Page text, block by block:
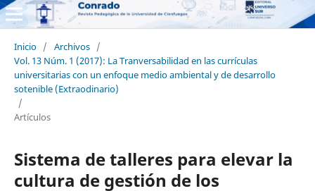
Inicio / Archivos /
Vol. 13 Núm. 1 (2017): La Tranversabilidad en las currículas
universitarias con un enfoque medio ambiental y de desarrollo
sotenible (Extraodinario)
/
Artículos
Sistema de talleres para elevar la
cultura de gestión de los